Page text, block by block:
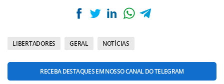
LIBERTADORES GERAL NOTÍCIAS
RECEBA DESTAQUES EM NOSSO CANAL DO TELEGRAM